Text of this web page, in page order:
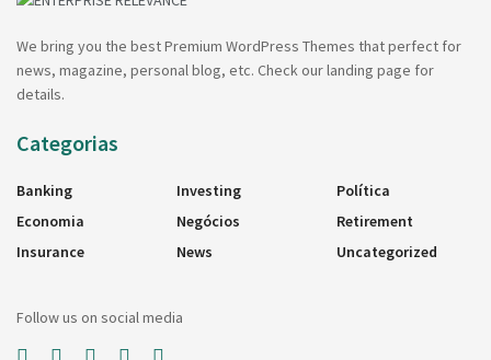
We bring you the best Premium WordPress Themes that perfect for
news, magazine, personal blog, etc. Check our landing page for
details.
Categorias
Banking
Economia
Insurance
Investing
Negócios
News
Política
Retirement
Uncategorized
Follow us on social media